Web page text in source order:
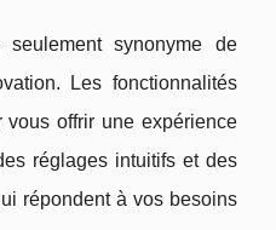
synonyme de
Les fonctionnalités
offrir une expérience
réglages intuitifs et des
répondent à vos besoins